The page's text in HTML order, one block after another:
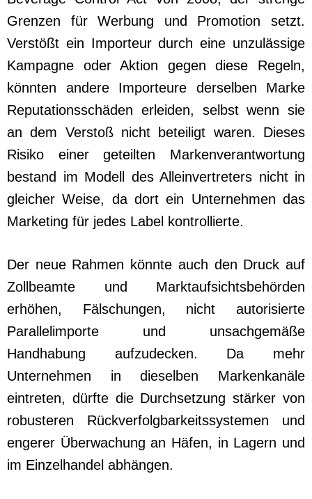
Grenzen für Werbung und Promotion setzt.
Verstößt ein Importeur durch eine unzulässige
Kampagne oder Aktion gegen diese Regeln,
könnten andere Importeure derselben Marke
Reputationsschäden erleiden, selbst wenn sie
an dem Verstoß nicht beteiligt waren. Dieses
Risiko einer geteilten Markenverantwortung
bestand im Modell des Alleinvertreters nicht in
gleicher Weise, da dort ein Unternehmen das
Marketing für jedes Label kontrollierte.
Der neue Rahmen könnte auch den Druck auf
Zollbeamte und Marktaufsichtsbehörden
erhöhen, Fälschungen, nicht autorisierte
Parallelimporte und unsachgemäße
Handhabung aufzudecken. Da mehr
Unternehmen in dieselben Markenkanäle
eintreten, dürfte die Durchsetzung stärker von
robusteren Rückverfolgbarkeitssystemen und
engerer Überwachung an Häfen, in Lagern und
im Einzelhandel abhängen.